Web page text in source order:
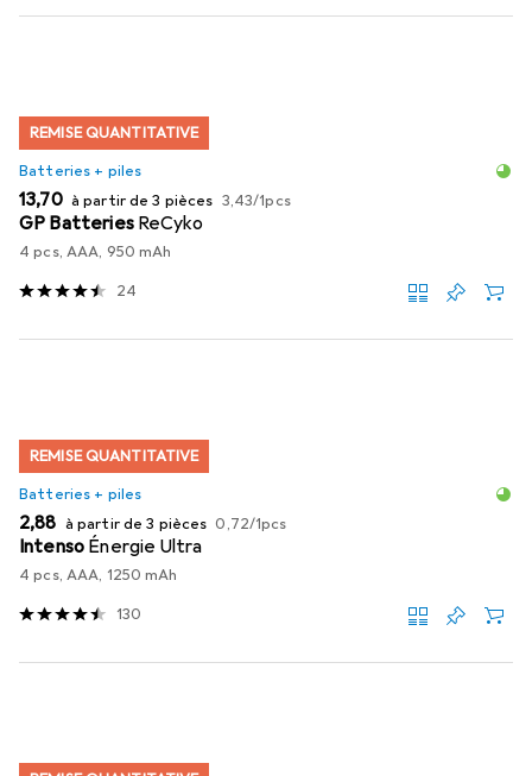
REMISE QUANTITATIVE
Batteries + piles
EUR
13,70 à partir de 3 pièces EUR
3,43/1pcs
GP Batteries ReCyko
4 pcs, AAA, 950 mAh
24
REMISE QUANTITATIVE
Batteries + piles
EUR
2,88 à partir de 3 pièces EUR
0,72/1pcs
Intenso Énergie Ultra
4 pcs, AAA, 1250 mAh
130